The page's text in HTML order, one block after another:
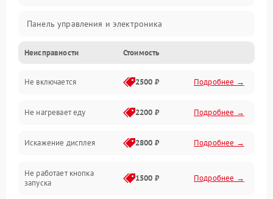
Панель управления и электроника
Дверца и корпус
Механика и внутренние элементы
Механические повреждения
Питание и запуск
Нагрев и приготовление
Неисправности Стоимость
Не включается 2500 ₽ Подробнее →
Не нагревает еду 2200 ₽ Подробнее →
Искажение дисплея 2800 ₽ Подробнее →
Не работает кнопка
запуска
1500 ₽ Подробнее →